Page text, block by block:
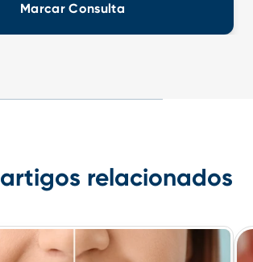
Marcar Consulta
artigos relacionados